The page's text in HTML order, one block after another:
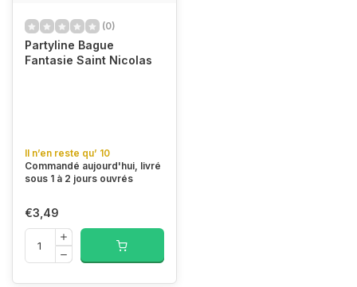
(0)
Partyline Bague
Fantasie Saint Nicolas
Il n’en reste qu’ 10
Commandé aujourd'hui, livré
sous 1 à 2 jours ouvrés
€3,49